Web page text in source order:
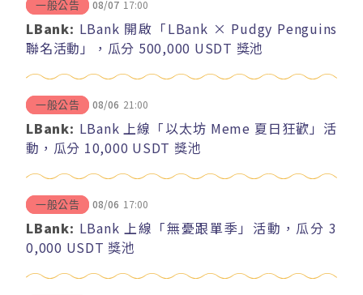
一般公告 08/07 17:00
LBank: LBank 開啟「LBank × Pudgy Penguins
聯名活動」，瓜分 500,000 USDT 獎池
一般公告 08/06 21:00
LBank: LBank 上線「以太坊 Meme 夏日狂歡」活
動，瓜分 10,000 USDT 獎池
一般公告 08/06 17:00
LBank: LBank 上線「無憂跟單季」活動，瓜分 3
0,000 USDT 獎池